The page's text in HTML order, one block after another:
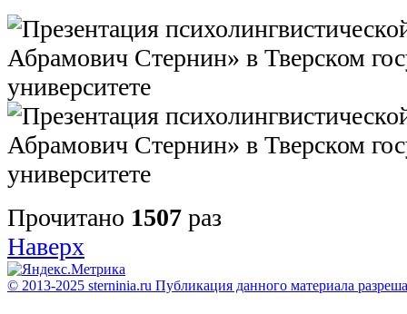
Прочитано 1507 раз
Наверх
© 2013-2025 sterninia.ru Публикация данного материала